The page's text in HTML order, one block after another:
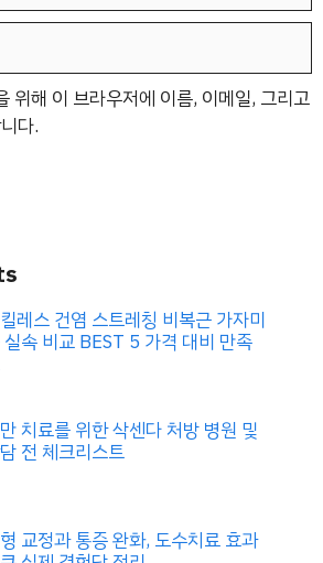
위해 이 브라우저에 이름, 이메일, 그리고
다.
레스 건염 스트레칭 비복근 가자미
실속 비교 BEST 5 가격 대비 만족
치료를 위한 삭센다 처방 병원 및
전 체크리스트
교정과 통증 완화, 도수치료 효과